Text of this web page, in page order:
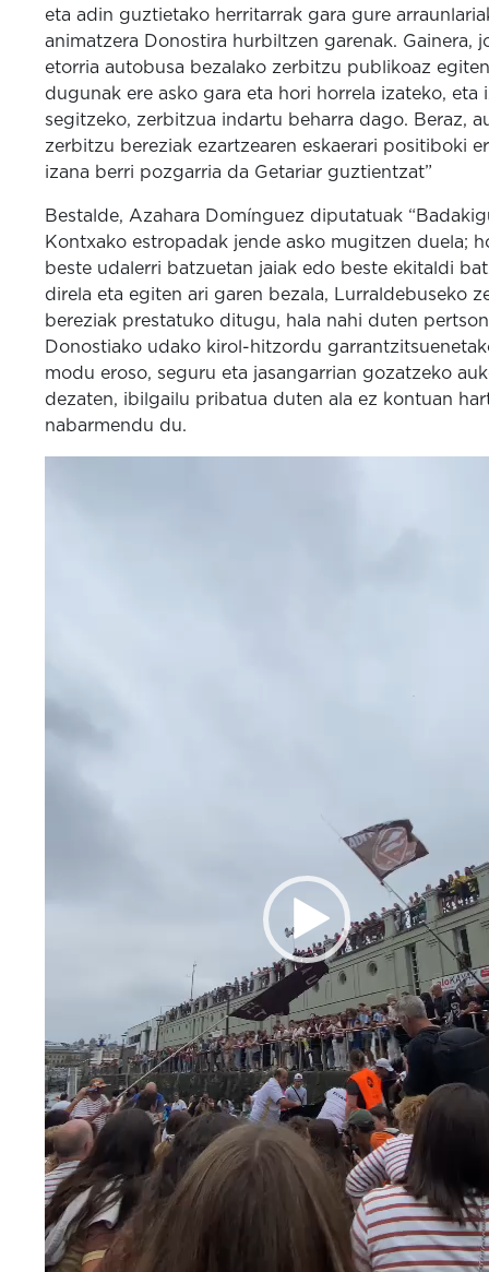
eta adin guztietako herritarrak gara gure
animatzera Donostira hurbiltzen garenak. Gainera,
etorria autobusa bezalako zerbitzu publikoaz egiten
dugunak ere asko gara eta hori horrela izateko, eta
segitzeko, zerbitzua indartu beharra dago. Beraz,
zerbitzu bereziak ezartzearen eskaerari positiboki
izana berri pozgarria da Getariar guztientzat”
Bestalde, Azahara Domínguez diputatuak
Kontxako estropadak jende asko mugitzen duela;
beste udalerri batzuetan jaiak edo beste ekitaldi
direla eta egiten ari garen bezala, Lurraldebuseko
bereziak prestatuko ditugu, hala nahi duten
Donostiako udako kirol-hitzordu
modu eroso, seguru eta jasangarrian gozatzeko
dezaten, ibilgailu pribatua duten ala ez kontuan
nabarmendu du.